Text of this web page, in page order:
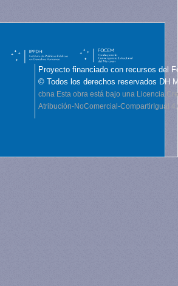
Proyecto financiado con recursos del
© Todos los derechos reservados DH
cbna Esta obra está bajo una Licencia
Atribución-NoComercial-CompartirIgual